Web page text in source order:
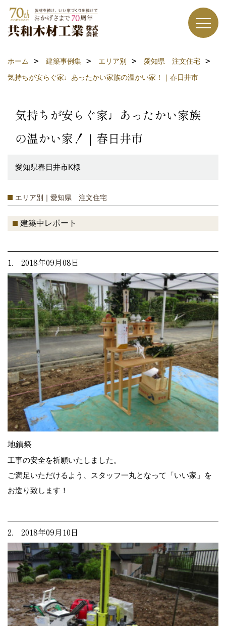
ホーム 建築事例集 エリア別
愛知県 注文住宅
気持ちが安らぐ家♩あったかい家族の温かい家！｜春日井市
気持ちが安らぐ家♩あったかい家族
の温かい家！｜春日井市
愛知県春日井市K様
エリア別｜愛知県 注文住宅
建築中レポート
1. 2018年09月08日
地鎮祭
工事の安全を祈願いたしました。
ご満足いただけるよう、スタッフ一丸となって「いい家」を
お造り致します！
2. 2018年09月10日